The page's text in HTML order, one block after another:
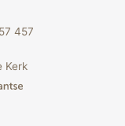
457
Kerk